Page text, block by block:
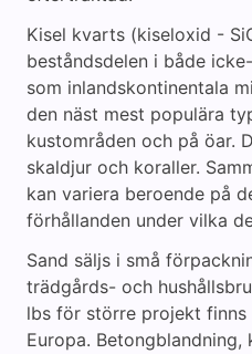
Kisel kvarts (kiseloxid -
beståndsdelen i både
som inlandskontinentala
den näst mest populära
kustområden och på öar.
skaldjur och koraller.
kan variera beroende på
förhållanden under vilka
Sand säljs i små
trädgårds- och
lbs för större projekt
Europa.